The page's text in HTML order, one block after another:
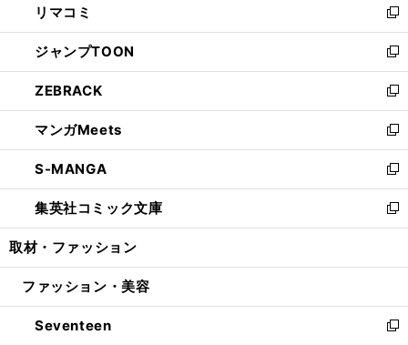
で
開
く
ド
ウ
で
開
く
ィ
ン
ド
ウ
で
開
く
い
ウ
ィ
ン
ド
ウ
で
開
く
リマコミ
新
し
い
ウ
ィ
ン
ド
ウ
で
開
く
ジャンプTOON
新
し
い
ウ
ィ
ン
ド
ウ
で
開
ZEBRACK
新
し
い
ウ
ィ
ン
ド
ウ
開
マンガMeets
新
し
い
ウ
ィ
ン
ウ
開
く
S-MANGA
新
し
い
ウ
ン
ウ
で
集英社コミック文庫
新
し
ウ
ン
ド
取材・ファッション
ファッション・美容
Seventeen
新